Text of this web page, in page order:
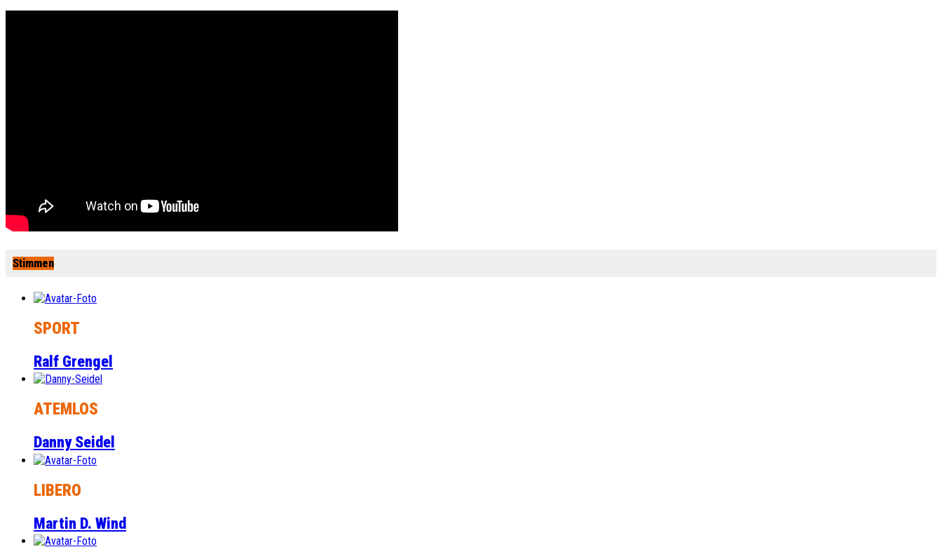
Stimmen
SPORT
Ralf Grengel
ATEMLOS
Danny Seidel
LIBERO
Martin D. Wind